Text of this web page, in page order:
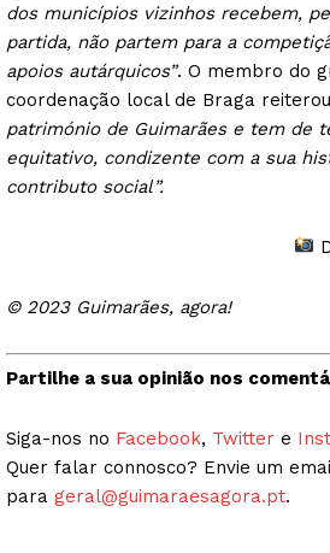
dos municípios vizinhos recebem,
partida, não partem para a
apoios autárquicos”. O membro do
coordenação local de Braga reiterou
património de Guimarães e tem de
equitativo, condizente com a sua
contributo social”.
© 2023 Guimarães, agora!
Partilhe a sua opinião nos
Siga-nos no Facebook, Twitter e
Quer falar connosco? Envie um
para geral@guimaraesagora.pt.